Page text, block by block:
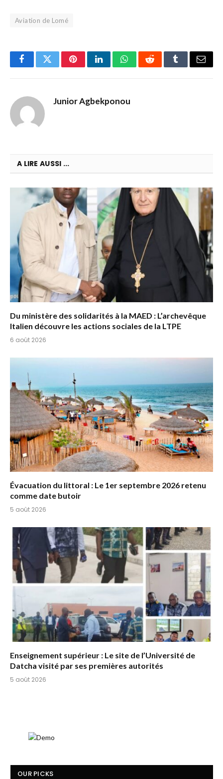
Aviation de Lomé
FacebookTwitterPinterestLinkedInWhatsAppRedditTumblrEmail
Junior Agbekponou
A LIRE AUSSI ...
Du ministère des solidarités à la MAED : L’archevêque
Italien découvre les actions sociales de la LTPE
6 août 2026
Évacuation du littoral : Le 1er septembre 2026 retenu
comme date butoir
5 août 2026
Enseignement supérieur : Le site de l’Université de
Datcha visité par ses premières autorités
5 août 2026
OUR PICKS